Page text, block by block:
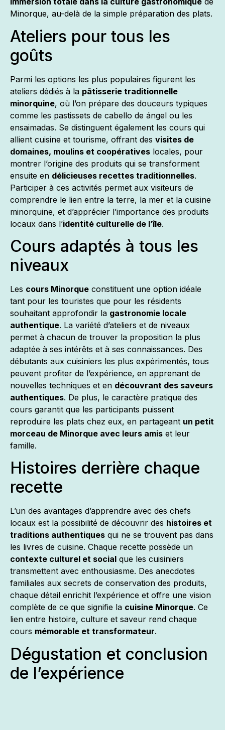
Minorque, au-delà de la simple préparation des plats.
Ateliers pour tous les
goûts
Parmi les options les plus populaires figurent les
ateliers dédiés à la pâtisserie traditionnelle
minorquine, où l’on prépare des douceurs typiques
comme les pastissets de cabello de ángel ou les
ensaimadas. Se distinguent également les cours qui
allient cuisine et tourisme, offrant des visites de
domaines, moulins et coopératives locales, pour
montrer l’origine des produits qui se transforment
ensuite en délicieuses recettes traditionnelles.
Participer à ces activités permet aux visiteurs de
comprendre le lien entre la terre, la mer et la cuisine
minorquine, et d’apprécier l’importance des produits
locaux dans l’identité culturelle de l’île.
Cours adaptés à tous les
niveaux
Les cours Minorque constituent une option idéale
tant pour les touristes que pour les résidents
souhaitant approfondir la gastronomie locale
authentique. La variété d’ateliers et de niveaux
permet à chacun de trouver la proposition la plus
adaptée à ses intérêts et à ses connaissances. Des
débutants aux cuisiniers les plus expérimentés, tous
peuvent profiter de l’expérience, en apprenant de
nouvelles techniques et en découvrant des saveurs
authentiques. De plus, le caractère pratique des
cours garantit que les participants puissent
reproduire les plats chez eux, en partageant un petit
morceau de Minorque avec leurs amis et leur
famille.
Histoires derrière chaque
recette
L’un des avantages d’apprendre avec des chefs
locaux est la possibilité de découvrir des histoires et
traditions authentiques qui ne se trouvent pas dans
les livres de cuisine. Chaque recette possède un
contexte culturel et social que les cuisiniers
transmettent avec enthousiasme. Des anecdotes
familiales aux secrets de conservation des produits,
chaque détail enrichit l’expérience et offre une vision
complète de ce que signifie la cuisine Minorque. Ce
lien entre histoire, culture et saveur rend chaque
cours mémorable et transformateur.
Dégustation et conclusion
de l’expérience